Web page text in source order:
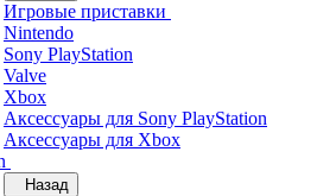
Игровые приставки
Nintendo
Sony PlayStation
Valve
Xbox
Аксессуары для Sony PlayStation
Аксессуары для Xbox
Назад